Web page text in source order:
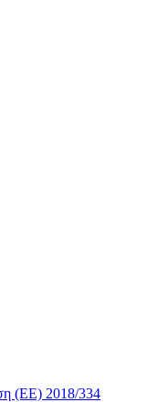
(ΕΕ) 2018/334